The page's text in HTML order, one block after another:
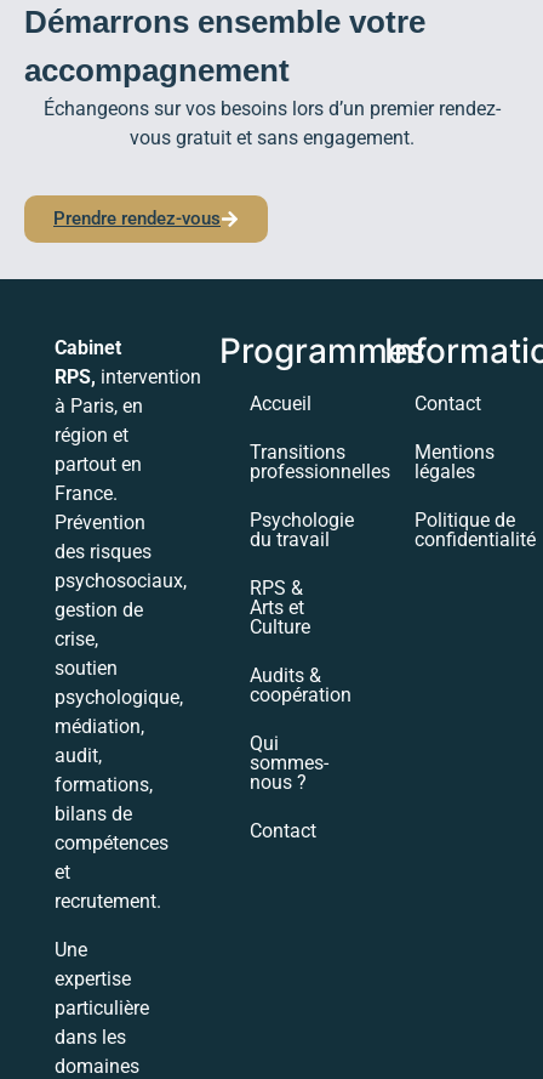
Démarrons ensemble votre
accompagnement
Échangeons sur vos besoins lors d’un premier rendez-
vous gratuit et sans engagement.
Prendre rendez-vous
Cabinet
RPS, intervention
à Paris, en
région et
partout en
France.
Prévention
des risques
psychosociaux,
gestion de
crise,
soutien
psychologique,
médiation,
audit,
formations,
bilans de
compétences
et
recrutement.
Une
expertise
particulière
dans les
domaines
Programmes
Accueil
Transitions
professionnelles
Psychologie
du travail
RPS &
Arts et
Culture
Audits &
coopération
Qui
sommes-
nous ?
Contact
Contact
Mentions
légales
Politique de
confidentialité